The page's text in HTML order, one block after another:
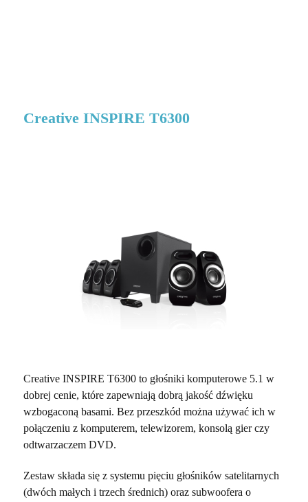
Creative INSPIRE T6300
Creative INSPIRE T6300 to głośniki komputerowe 5.1 w
dobrej cenie, które zapewniają dobrą jakość dźwięku
wzbogaconą basami. Bez przeszkód można używać ich w
połączeniu z komputerem, telewizorem, konsolą gier czy
odtwarzaczem DVD.
Zestaw składa się z systemu pięciu głośników satelitarnych
(dwóch małych i trzech średnich) oraz subwoofera o